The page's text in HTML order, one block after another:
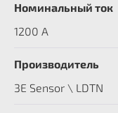
Номинальный ток
1200 А
Производитель
3E Sensor \ LDTN